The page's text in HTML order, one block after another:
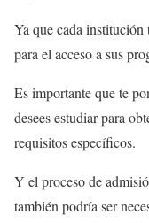
Ya que cada
para el acceso a sus
Es importante que te
desees estudiar para
requisitos específicos.
Y el proceso de
también podría ser